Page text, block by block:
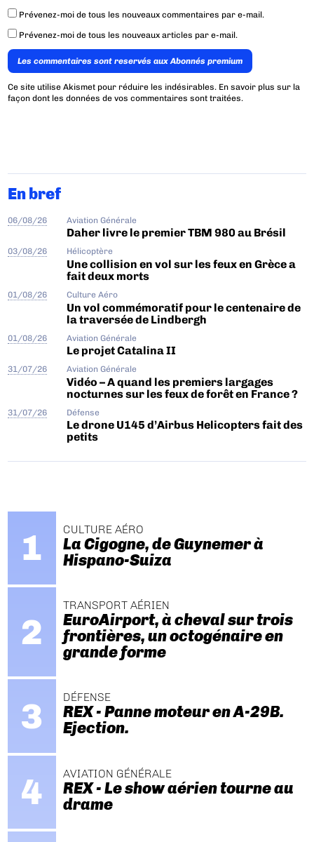
Prévenez-moi de tous les nouveaux commentaires par e-mail.
Prévenez-moi de tous les nouveaux articles par e-mail.
Les commentaires sont reservés aux Abonnés premium
Ce site utilise Akismet pour réduire les indésirables. En savoir plus sur la
façon dont les données de vos commentaires sont traitées.
En bref
06/08/26 Aviation Générale
Daher livre le premier TBM 980 au Brésil
03/08/26 Hélicoptère
Une collision en vol sur les feux en Grèce a
fait deux morts
01/08/26 Culture Aéro
Un vol commémoratif pour le centenaire de
la traversée de Lindbergh
01/08/26 Aviation Générale
Le projet Catalina II
31/07/26 Aviation Générale
Vidéo – A quand les premiers largages
nocturnes sur les feux de forêt en France ?
31/07/26 Défense
Le drone U145 d’Airbus Helicopters fait des
petits
CULTURE AÉRO
La Cigogne, de Guynemer à
Hispano-Suiza
TRANSPORT AÉRIEN
EuroAirport, à cheval sur trois
frontières, un octogénaire en
grande forme
DÉFENSE
REX - Panne moteur en A-29B.
Ejection.
AVIATION GÉNÉRALE
REX - Le show aérien tourne au
drame